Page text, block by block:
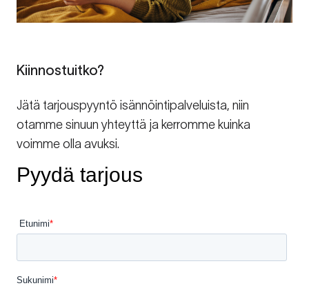
Kiinnostuitko?
Jätä tarjouspyyntö isännöintipalveluista, niin
otamme sinuun yhteyttä ja kerromme kuinka
voimme olla avuksi.